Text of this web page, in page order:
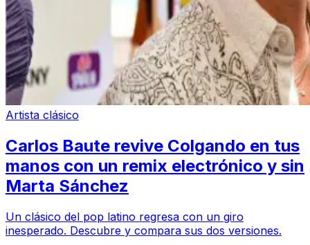
Artista clásico
Carlos Baute revive Colgando en tus
manos con un remix electrónico y sin
Marta Sánchez
Un clásico del pop latino regresa con un giro
inesperado. Descubre y compara sus dos versiones.